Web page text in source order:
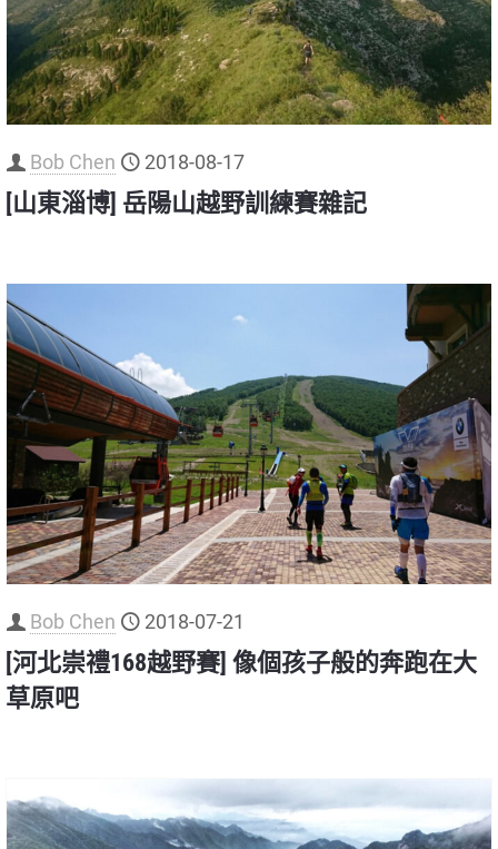
Bob Chen 2018-08-17
[山東淄博] 岳陽山越野訓練賽雜記
Bob Chen 2018-07-21
[河北崇禮168越野賽] 像個孩子般的奔跑在大
草原吧